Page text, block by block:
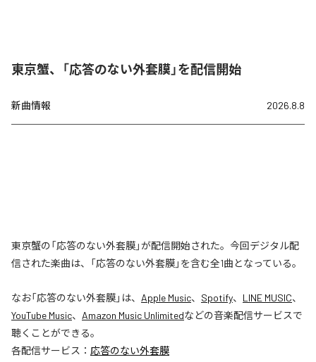
東京蟹、「応答のない外套膜」を配信開始
新曲情報 2026.8.8
東京蟹の「応答のない外套膜」が配信開始された。今回デジタル配
信された楽曲は、「応答のない外套膜」を含む全1曲となっている。
なお「応答のない外套膜」は、 Apple Music、 Spotify、 LINE MUSIC、
YouTube Music、 Amazon Music Unlimitedなどの音楽配信サービスで
聴くことができる。
各配信サービス： 応答のない外套膜